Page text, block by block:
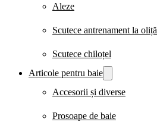
Aleze
Scutece antrenament la oliță
Scutece chiloțel
Articole pentru baie
Accesorii și diverse
Prosoape de baie